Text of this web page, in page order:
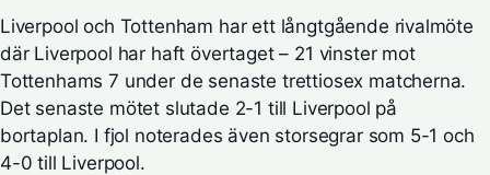
Liverpool och Tottenham har ett långtgående rivalmöte
där Liverpool har haft övertaget – 21 vinster mot
Tottenhams 7 under de senaste trettiosex matcherna.
Det senaste mötet slutade 2-1 till Liverpool på
bortaplan. I fjol noterades även storsegrar som 5-1 och
4-0 till Liverpool.